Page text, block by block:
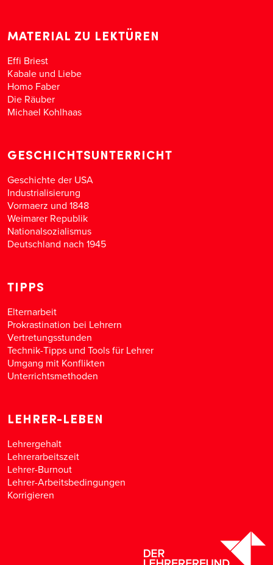
MATERIAL ZU LEKTÜREN
Effi Briest
Kabale und Liebe
Homo Faber
Die Räuber
Michael Kohlhaas
GESCHICHTSUNTERRICHT
Geschichte der USA
Industrialisierung
Vormaerz und 1848
Weimarer Republik
Nationalsozialismus
Deutschland nach 1945
TIPPS
Elternarbeit
Prokrastination bei Lehrern
Vertretungsstunden
Technik-Tipps und Tools für Lehrer
Umgang mit Konflikten
Unterrichtsmethoden
LEHRER-LEBEN
Lehrergehalt
Lehrerarbeitszeit
Lehrer-Burnout
Lehrer-Arbeitsbedingungen
Korrigieren